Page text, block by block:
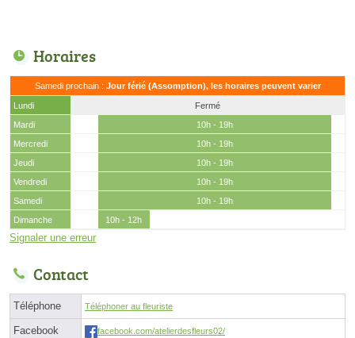
Horaires
Samedi prochain : Jour férié (Assomption), les horaires peuvent varier
Lundi
Fermé
Mardi
10h - 19h
Mercredi
10h - 19h
Jeudi
10h - 19h
Vendredi
10h - 19h
Samedi
10h - 19h
Dimanche
10h - 12h
Signaler une erreur
Contact
Téléphone Téléphoner au fleuriste
Facebook facebook.com/atelierdesfleurs02/